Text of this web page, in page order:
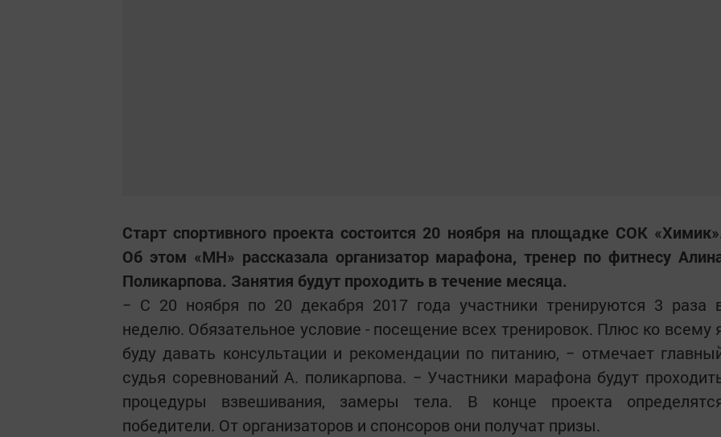
Старт спортивного проекта состоится 20 ноября на площадке СОК
Об этом «МН» рассказала организатор марафона, тренер по фитнесу
Поликарпова. Занятия будут проходить в течение месяца.
− С 20 ноября по 20 декабря 2017 года участники тренируются 3 раза
неделю. Обязательное условие - посещение всех тренировок. Плюс ко всему
буду давать консультации и рекомендации по питанию, − отмечает
судья соревнований А. поликарпова. − Участники марафона будут
процедуры взвешивания, замеры тела. В конце проекта
победители. От организаторов и спонсоров они получат призы.